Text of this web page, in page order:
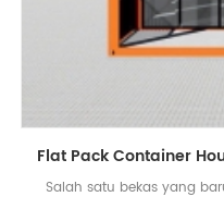
Salah satu bekas yang